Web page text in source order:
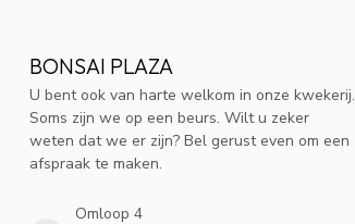
BONSAI PLAZA
U bent ook van harte welkom in onze kwekerij.
Soms zijn we op een beurs. Wilt u zeker
weten dat we er zijn? Bel gerust even om een
afspraak te maken.
Omloop 4